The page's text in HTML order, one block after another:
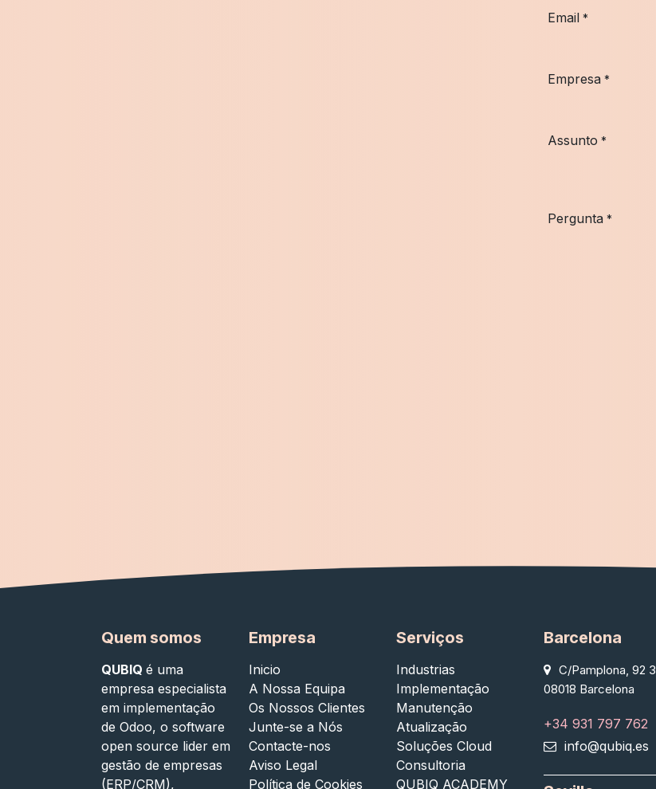
Email *
Empresa *
Assunto *
Pergunta *
Serviços
Industrias
Implementação
Manutenção
Atualização
Soluções Cloud
Consultoria
QUBIQ ACADEMY
Barcelona
C/Pamplona, 92
08018 Barcelona
+34 931 797 762
info@qubiq.es
Empresa
Inicio
A Nossa Equipa
Os Nossos Clientes
Junte-se a Nós
Contacte-nos
Aviso Legal
Política de Cookies
Quem somos
QUBIQ é uma
empresa especialista
em implementação
de Odoo, o software
open source lider em
gestão de empresas
(ERP/CRM),